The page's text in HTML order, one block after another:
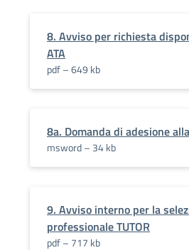
8. Avviso per richiesta
ATA
pdf – 649 kb
8a. Domanda di adesione
msword – 34 kb
9. Avviso interno per la
professionale TUTOR
pdf – 717 kb